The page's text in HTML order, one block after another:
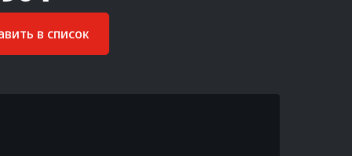
в список